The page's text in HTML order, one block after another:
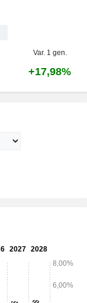
Var. 1 gen.
+17,98%